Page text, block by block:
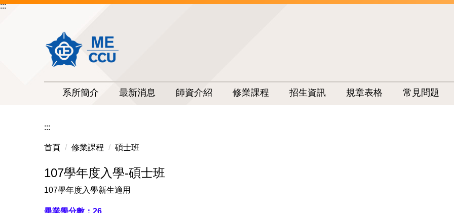
跳
:::
系所簡介 最新消息 師資介紹 修業課程 招生資訊 規章表格 常見問題
:::
首頁 修業課程 碩士班
107學年度入學-碩士班
107學年度入學新生適用
畢業學分數：26